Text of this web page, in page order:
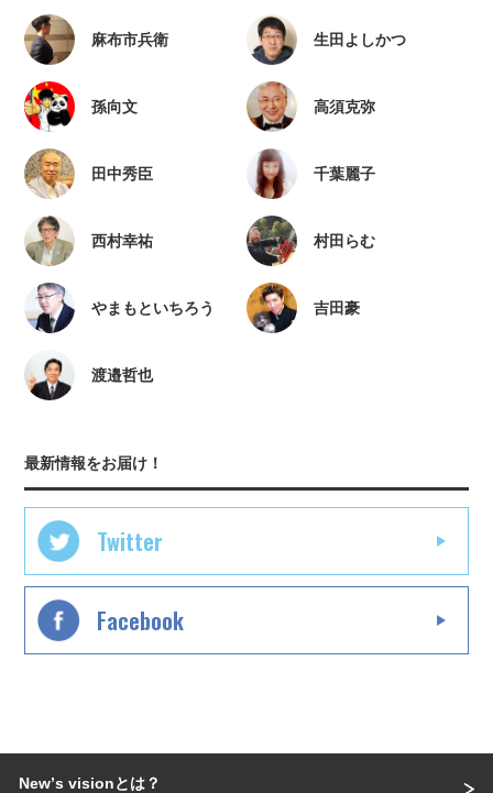
麻布市兵衛 生田よしかつ
孫向文 高須克弥
田中秀臣 千葉麗子
西村幸祐 村田らむ
やまもといちろう 吉田豪
渡邉哲也
最新情報をお届け！
Twitter
Facebook
Newʼs visionとは？